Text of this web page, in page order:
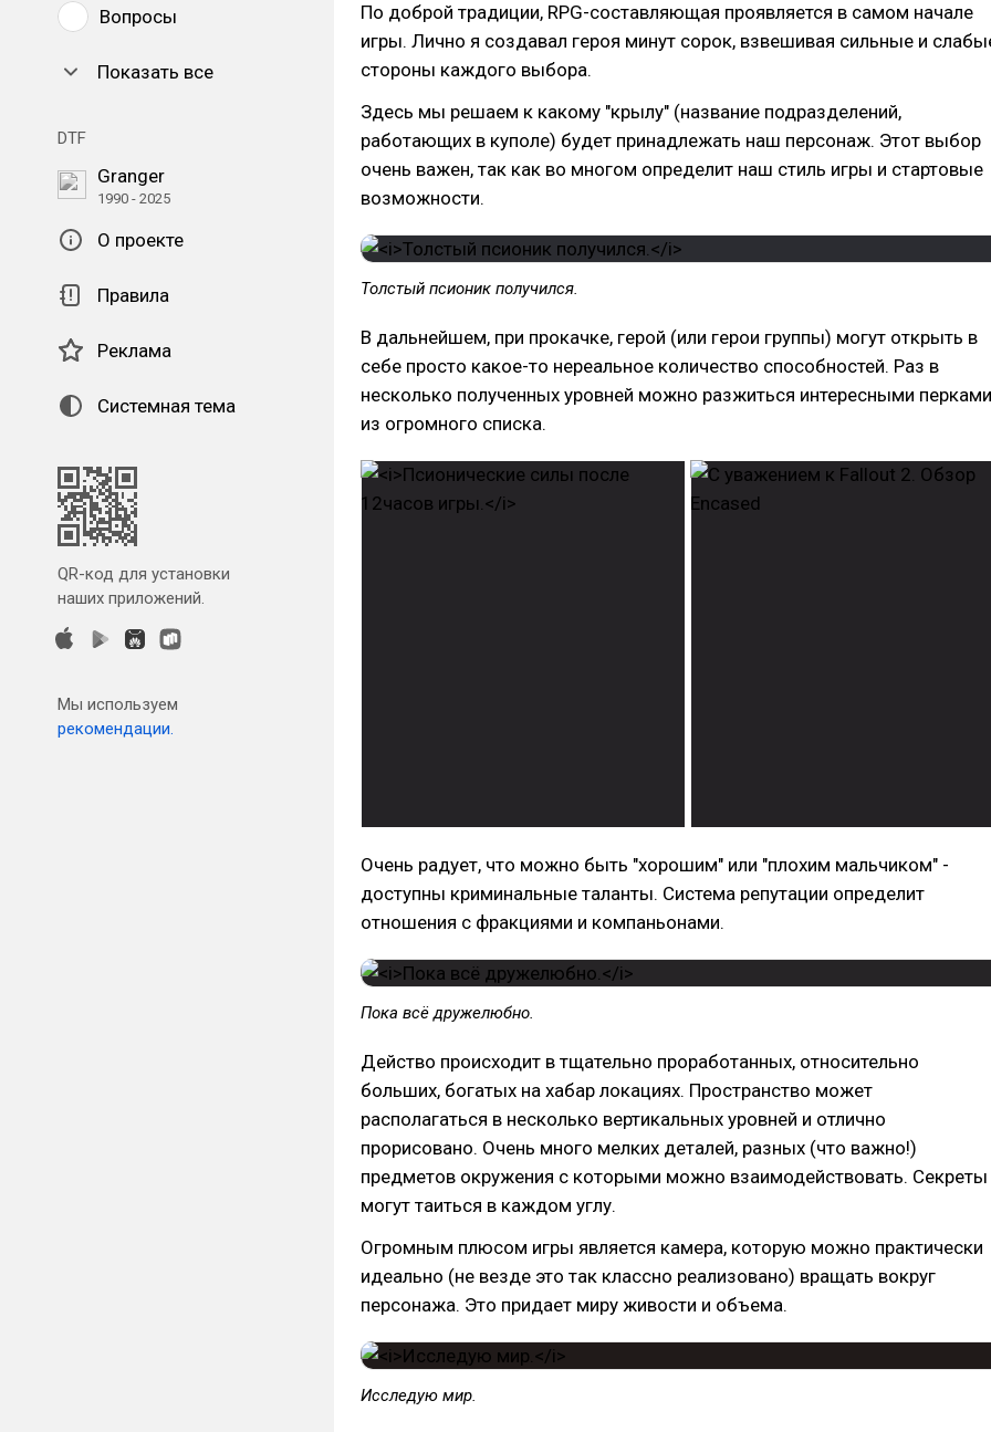
Вопросы
Показать все
DTF
Granger
1990 - 2025
О проекте
Правила
Реклама
Системная тема
QR-код для установки
наших приложений.
Мы используем
рекомендации.
По доброй традиции, RPG-составляющая проявляется в самом начале
игры. Лично я создавал героя минут сорок, взвешивая сильные и
стороны каждого выбора.
Здесь мы решаем к какому "крылу" (название подразделений,
работающих в куполе) будет принадлежать наш персонаж. Этот выбор
очень важен, так как во многом определит наш стиль игры и стартовые
возможности.
Толстый псионик получился.
В дальнейшем, при прокачке, герой (или герои группы) могут открыть в
себе просто какое-то нереальное количество способностей. Раз в
несколько полученных уровней можно разжиться интересными перками
из огромного списка.
Очень радует, что можно быть "хорошим" или "плохим мальчиком" -
доступны криминальные таланты. Система репутации определит
отношения с фракциями и компаньонами.
Пока всё дружелюбно.
Действо происходит в тщательно проработанных, относительно
больших, богатых на хабар локациях. Пространство может
располагаться в несколько вертикальных уровней и отлично
прорисовано. Очень много мелких деталей, разных (что важно!)
предметов окружения с которыми можно взаимодействовать. Секреты
могут таиться в каждом углу.
Огромным плюсом игры является камера, которую можно практически
идеально (не везде это так классно реализовано) вращать вокруг
персонажа. Это придает миру живости и объема.
Исследую мир.